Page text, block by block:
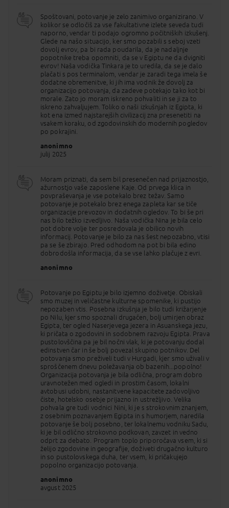
(Hurgada) 65 €,
Izlet na otok Giftun - snorkljanje (Hurgada) 65
€ (+doplačilo vstopa v naravni park 5 € /
osebo)
DOPLAČILA na poti:
osnovne napitnine (tudi otroci) 60€
POPUSTI ob prijavi:
otrok od 2 – 12 let na dodatnem ležišču 20 %
(popust se obračuna ob prijavi 2 odraslih
oseb in otroka)
POMEMBNO
za vstop/izstop in na-to vezanih potrebnih
Zaradi prihoda in odhoda z destinacije oz.
morebitnih prevozov v okviru programa (velja tako
za avtobusne, letalske, ladijske in železniške
prevoze)se lahko zaporedje programa spremeni, ne
samo tekom dneva, temveč tudi po dnevih.
Organizator glede na časovnico prihoda in odhoda
(ter vmesnih prevozov) napravi optimalno
razporeditev ogledov. Organizator zagotavlja
vključenost storitev po programu. Storitev vse
vključeno drugi dan, se lahko nadomesti s storitvijo
vse vključeno kot del storitve prvi in zadnji (oz.
predzadnji) dan.
poletih brezplačno (v primeru, da na destinaciji
dopolnijo 2 leti plačajo strošek letalskega prevoza
za izbrani odhod).
Objavljene cene paketnih aranžmajev so izračunane
po pogojih cene goriva 900€/tono. V primeru
spremembe cene goriva (znižanje ali zvišanje) bomo
v skladu s splošnimi pogoji
(https://www.palma.si/splosni-pogoji/) potnike
ustrezno obvestili v zakonsko določenih rokih.
Objavljene cene za odhode znotraj 21 dni od
povpraševanja/rezervacije že vključujejo morebitno
doplačilo za gorivo.
V hotelskih nastanitvah v skladu z navodili pristojnih
inštitucij in ob upoštevanju standardov ob
morebitnih dodatnih varnostnih in sanitarnih
ukrepih, lahko pride do prilagoditve ali omejitve
koriščenja določenih storitev.
LETALIŠKI PREDPISI :
Dovoljen je 1 kos maksimalnih skupnih dimenzij
Spoštovani, potovanje je zelo zanimivo organizirano. V
kolikor se odločiš za vse fakultativne izlete seveda tudi
naporno, vendar ti podajo ogromno počitniških izkušenj.
Glede na našo situacijo, ker smo pozabili s seboj vzeti
dovolj evrov, pa bi rada poudarila, da je nadaljnje
popotnike treba opomniti, da se v Egiptu ne da dvigniti
evrov! Naša vodička Tinkara je to uredila, da se je dalo
plačati s pos terminalom, vendar je zaradi tega imela še
dodatne obremenitve, ki jih ima vodnik že dovolj za
organizacijo potovanja, da zadeve potekajo tako kot bi
morale. Zato jo moram iskreno pohvaliti in se ji za to
iskreno zahvaljujem. Toliko o naši izkušnjah iz Egipta, ki
kot ena izmed najstarejših civilizacij zna presenetiti na
vsakem koraku, od zgodovinskih do modernih pogledov
po pokrajini.
anonimno
julij 2025
Moram priznati, da sem bil presenečen nad prijaznostjo,
ažurnostjo vaše zaposlene Kaje. Od prvega klica in
povpraševanja je vse potekalo brez težav. Samo
potovanje je potekalo brez enega zapleta kar se tiče
organizacije prevozov in dodatnih ogledov. To bi še pri
nas bilo težko izvedljivo. Naša vodička Nina je bila celo
pot dobre volje ter posredovala je obilico novih
informacij. Potovanje je bilo za nas šest nepozabno, vtisi
pa se še zbirajo. Pred odhodom na pot bi bila edino
dobrodošla informacija, da se vse lahko plačuje z evri.
anonimno
Potovanje po Egiptu je bilo izjemno doživetje. Obiskali
smo muzej in veličastne kulturne spomenike, ki pustijo
nepozaben vtis. Posebna izkušnja je bilo tudi križarjenje
po Nilu, kjer smo spoznali drugačen, bolj umirjen obraz
Egipta, ter ogled Naserjevega jezera in Asuanskega jezu,
ki pričata o zgodovini in sodobnem razvoju Egipta. Prava
pustolovščina pa je bil nočni vlak, ki je potovanju dodal
edinstven čar in še bolj povezal skupino potnikov. Del
potovanja smo preživeli tudi v Hurgadi, kjer smo uživali v
sproščenem dnevu poležavanja ob bazenih...popolno!
Organizacija potovanja je bila odlična, program dobro
uravnotežen med ogledi in prostim časom, lokalni
avtobusi udobni, nastanitvene kapacitete zadovoljivo
čiste, hotelsko osebje prijazno in ustrežljivo. Velika
pohvala gre tudi vodnici Nini, ki je s strokovnim znanjem,
z osebnim poznavanjem Egipta in s humorjem, naredila
potovanje še bolj posebno, ter lokalnemu vodniku Sadu,
ki je bil odlično strokovno podkovan, zavzet in vedno
odprt za debato. Program toplo priporočava vsem, ki si
želijo zgodovine in geografije, doživeti drugačno kulturo
in so pustolovskega duha, ter vsem, ki pričakujejo
popolno organizacijo potovanja.
anonimno
avgust 2025